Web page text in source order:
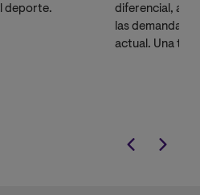
deporte.
diferencial,
las demandas
actual. Una